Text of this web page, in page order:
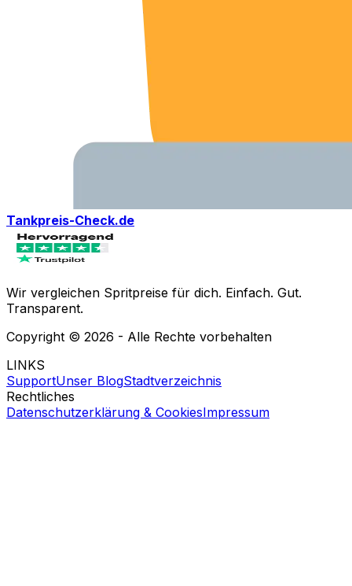
Tankpreis-Check.de
Wir vergleichen Spritpreise für dich. Einfach. Gut.
Transparent.
Copyright © 2026 - Alle Rechte vorbehalten
LINKS
SupportUnser BlogStadtverzeichnis
Rechtliches
Datenschutzerklärung & CookiesImpressum